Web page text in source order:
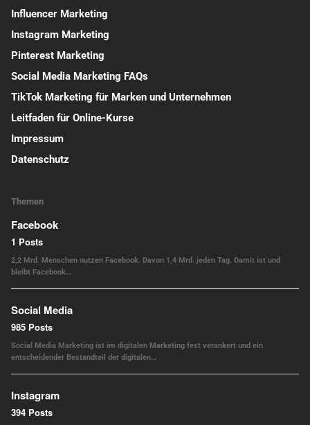
Influencer Marketing
Instagram Marketing
Pinterest Marketing
Social Media Marketing FAQs
TikTok Marketing für Marken und Unternehmen
Leitfaden für Online-Kurse
Impressum
Datenschutz
Themen
Facebook
1 Posts
2,2 Mrd. Menschen nutzen Facebook. Davon 1,4 Mrd. jeden Tag. Damit ist und
bleibt Facebook…
Social Media
985 Posts
Social Media Marketing ist im digitalen Marketing fest verankert und ein
entscheidender Bestandteil der digitalen…
Instagram
394 Posts